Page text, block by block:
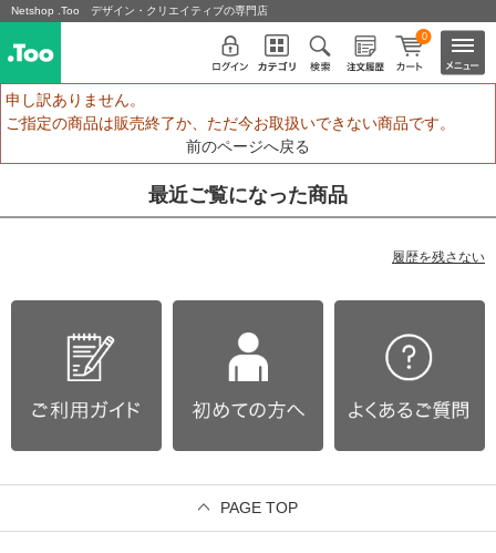
Netshop .Too デザイン・クリエイティブの専門店
0
申し訳ありません。
ご指定の商品は販売終了か、ただ今お取扱いできない商品です。
前のページへ戻る
最近ご覧になった商品
履歴を残さない
PAGE TOP